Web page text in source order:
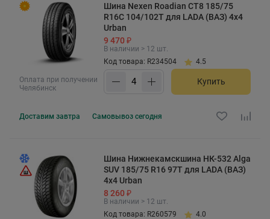
Оплата при получении
Челябинск
Шина Nexen Roadian CT8 185/75
R16C 104/102T для LADA (ВАЗ) 4x4
Urban
9 470 ₽
В наличии > 12 шт.
Код товара: R234504
4.5
Купить
Доставим завтра Самовывоз сегодня
Шина Нижнекамскшина НК-532 Alga
SUV 185/75 R16 97T для LADA (ВАЗ)
4x4 Urban
8 260 ₽
В наличии > 12 шт.
Код товара: R260579
4.0